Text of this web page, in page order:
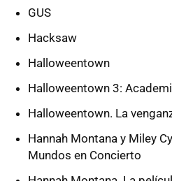
GUS
Hacksaw
Halloweentown
Halloweentown 3:
Halloweentown. La
Hannah Montana y Miley
Mundos en Concierto